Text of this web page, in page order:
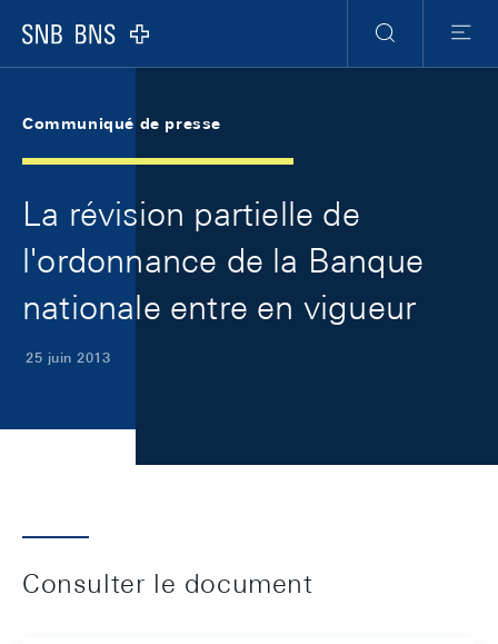
Logo
RechercheMenu
Communiqué de presse
La révision partielle de
l'ordonnance de la Banque
nationale entre en vigueur
25 juin 2013
Consulter le document